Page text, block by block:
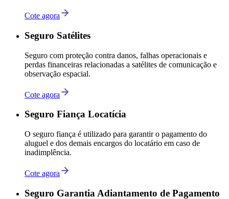
Cote agora
Seguro Satélites
Seguro com proteção contra danos, falhas operacionais e
perdas financeiras relacionadas a satélites de comunicação e
observação espacial.
Cote agora
Seguro Fiança Locatícia
O seguro fiança é utilizado para garantir o pagamento do
aluguel e dos demais encargos do locatário em caso de
inadimplência.
Cote agora
Seguro Garantia Adiantamento de Pagamento